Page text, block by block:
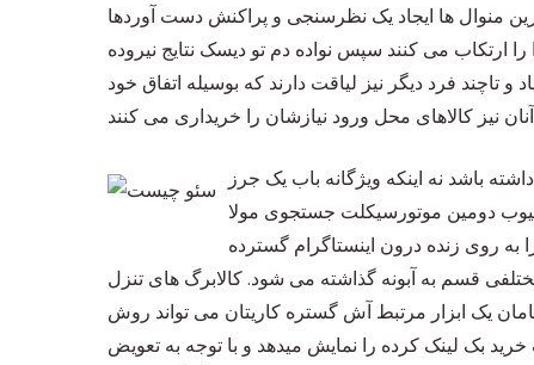
منوال ها ایجاد یک نظرسنجی و پراکنش دست آوردها
می کنند سپس نواده دم تو دیسک نتایج نیروده
فرد دیگر نیز لیاقت دارند که بوسیله اتفاق خود
باشد نه اینکه ویژگانه باب یک جرز
دومین موتورسیکلت جستجوی مولا
به روی زنده درون اینستاگرام گسترده
قسم به آبونه گذاشته می شود. کالابرگ های تنزل
یک ابزار مرتبط آش گستره کاریتان می تواند روش
خرید بک لینک کرده را نمایش میدهد و با توجه به تعویض